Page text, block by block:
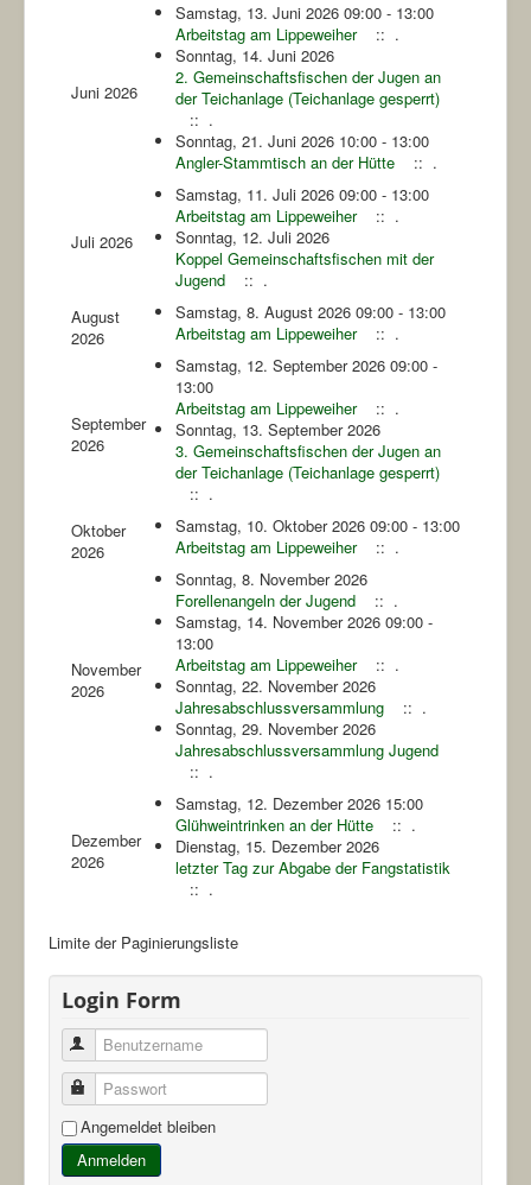
Juni 2026
Samstag, 13. Juni 2026 09:00 - 13:00
Arbeitstag am Lippeweiher
:: .
Sonntag, 14. Juni 2026
2. Gemeinschaftsfischen der Jugen an
der Teichanlage (Teichanlage gesperrt)
:: .
Sonntag, 21. Juni 2026 10:00 - 13:00
Angler-Stammtisch an der Hütte
:: .
Juli 2026
Samstag, 11. Juli 2026 09:00 - 13:00
Arbeitstag am Lippeweiher
:: .
Sonntag, 12. Juli 2026
Koppel Gemeinschaftsfischen mit der
Jugend
:: .
August
2026
Samstag, 8. August 2026 09:00 - 13:00
Arbeitstag am Lippeweiher
:: .
September
2026
Samstag, 12. September 2026 09:00 -
13:00
Arbeitstag am Lippeweiher
:: .
Sonntag, 13. September 2026
3. Gemeinschaftsfischen der Jugen an
der Teichanlage (Teichanlage gesperrt)
:: .
Oktober
2026
Samstag, 10. Oktober 2026 09:00 - 13:00
Arbeitstag am Lippeweiher
:: .
November
2026
Sonntag, 8. November 2026
Forellenangeln der Jugend
:: .
Samstag, 14. November 2026 09:00 -
13:00
Arbeitstag am Lippeweiher
:: .
Sonntag, 22. November 2026
Jahresabschlussversammlung
:: .
Sonntag, 29. November 2026
Jahresabschlussversammlung Jugend
:: .
Dezember
2026
Samstag, 12. Dezember 2026 15:00
Glühweintrinken an der Hütte
:: .
Dienstag, 15. Dezember 2026
letzter Tag zur Abgabe der Fangstatistik
:: .
Limite der Paginierungsliste
Login Form
Benutzername
Passwort
Angemeldet bleiben
Anmelden